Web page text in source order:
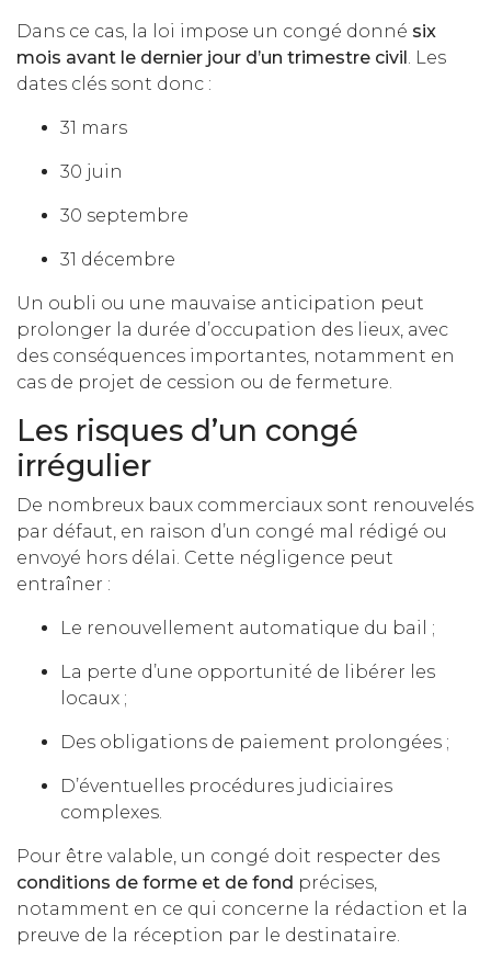
Dans ce cas, la loi impose un congé donné six
mois avant le dernier jour d’un trimestre civil . Les
dates clés sont donc :
31 mars
30 juin
30 septembre
31 décembre
Un oubli ou une mauvaise anticipation peut
prolonger la durée d’occupation des lieux, avec
des conséquences importantes, notamment en
cas de projet de cession ou de fermeture.
Les risques d’un congé
irrégulier
De nombreux baux commerciaux sont renouvelés
par défaut, en raison d’un congé mal rédigé ou
envoyé hors délai. Cette négligence peut
entraîner :
Le renouvellement automatique du bail ;
La perte d’une opportunité de libérer les
locaux ;
Des obligations de paiement prolongées ;
D’éventuelles procédures judiciaires
complexes.
Pour être valable, un congé doit respecter des
conditions de forme et de fond précises,
notamment en ce qui concerne la rédaction et la
preuve de la réception par le destinataire.